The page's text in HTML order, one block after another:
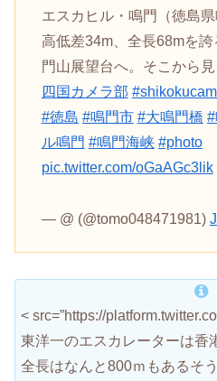
エスカヒル・鳴門（徳島県
高低差34m、全長68mを
門山展望台へ。そこから
四国カメラ部
#徳島 #鳴門市 #大鳴門橋
ル鳴門 #鳴門海峡 #photo
pic.twitter.com/oGaAGc3lik
— @ (@tomo048471981)
< src=”https://
東洋一のエスカレーターは香
全長はなんと800ｍもあるそう